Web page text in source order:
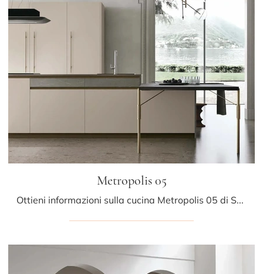
Metropolis 05
Ottieni informazioni sulla cucina Metropolis 05 di Stosa: questa soluzione in Pet sarà l'acquisto ideale per te!